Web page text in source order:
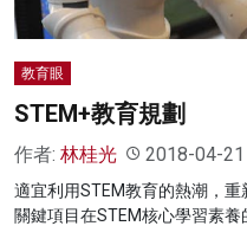
教育眼
STEM+教育規劃
作者: 林桂光 2018-04-21
適宜利用STEM教育的熱潮，
關鍵項目在STEM核心學習素